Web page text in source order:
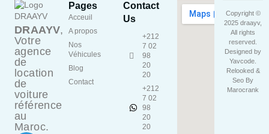
DRAAYV,
Votre
agence
de
location
de
voiture
référence
au
Maroc.
Pages
Acceuil
A propos
Nos
Véhicules
Blog
Contact
Contact
Us
+212
7 02
98
20
20
+212
7 02
98
20
20
Copyright ©
2025 draayv,
All rights
reserved.
Designed by
Yavcode
Relooked &
Seo By
Marocrank